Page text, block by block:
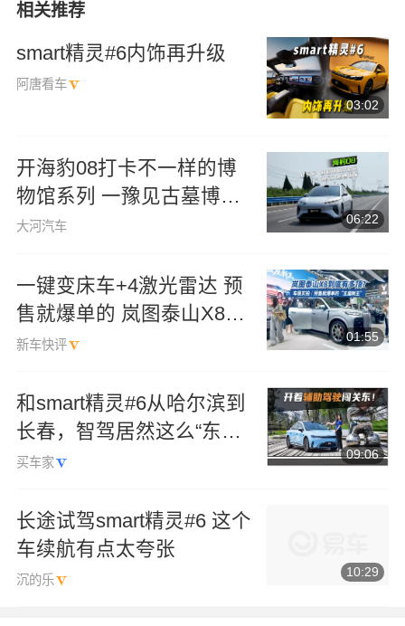
相关推荐
smart精灵#6内饰再升级
阿唐看车
03:02
开海豹08打卡不一样的博
物馆系列 一豫见古墓博物
馆
大河汽车
06:22
一键变床车+4激光雷达 预
售就爆单的 岚图泰山X8到
底有多顶？
新车快评
01:55
和smart精灵#6从哈尔滨到
长春，智驾居然这么“东
北”？
买车家
09:06
长途试驾smart精灵#6 这个
车续航有点太夸张
沉的乐
10:29